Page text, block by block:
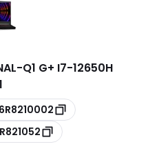
-Q1 G+ I7-12650H